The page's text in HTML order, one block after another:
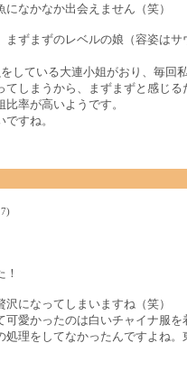
なかなか出会えません（笑）
まずまずのレベルの娘（容姿は
している大連小姐がおり、毎回
てしまうから、まずまずと感じ
率が高いようです。
すね。
！
になってしまいますね（笑）
愛かったのは白いチャイナ服を
処理をしてなかったんですよね